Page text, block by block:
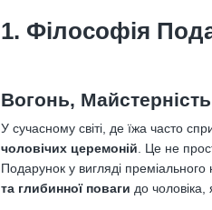
1. Філософія
Вогонь,
У сучасному світі, де їжа часто
чоловічих церемоній. Це не
Подарунок у вигляді
та глибинної поваги до